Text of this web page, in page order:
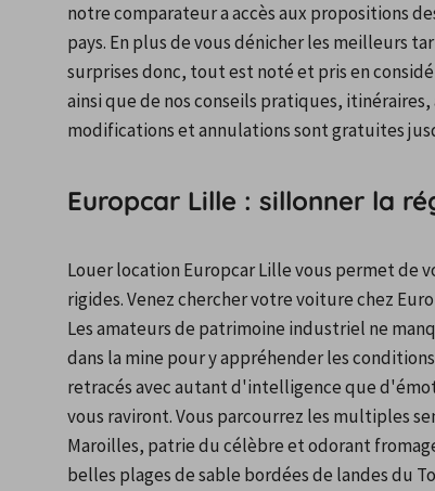
notre comparateur a accès aux propositions
pays. En plus de vous dénicher les meilleurs
surprises donc, tout est noté et pris en
ainsi que de nos conseils pratiques,
modifications et annulations sont gratuites
Europcar Lille : sillonner la
Louer location Europcar Lille vous permet de
rigides. Venez chercher votre voiture chez
Les amateurs de patrimoine industriel ne
dans la mine pour y appréhender les
retracés avec autant d'intelligence que
vous raviront. Vous parcourrez les multiples
Maroilles, patrie du célèbre et odorant
belles plages de sable bordées de landes du